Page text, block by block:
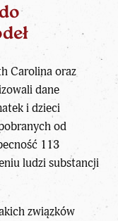
Carolina oraz
dane
i dzieci
od
113
ludzi substancji
związków